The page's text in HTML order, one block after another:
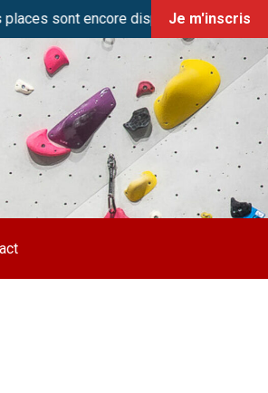
sont encore disponibles en cours
Je m'inscris